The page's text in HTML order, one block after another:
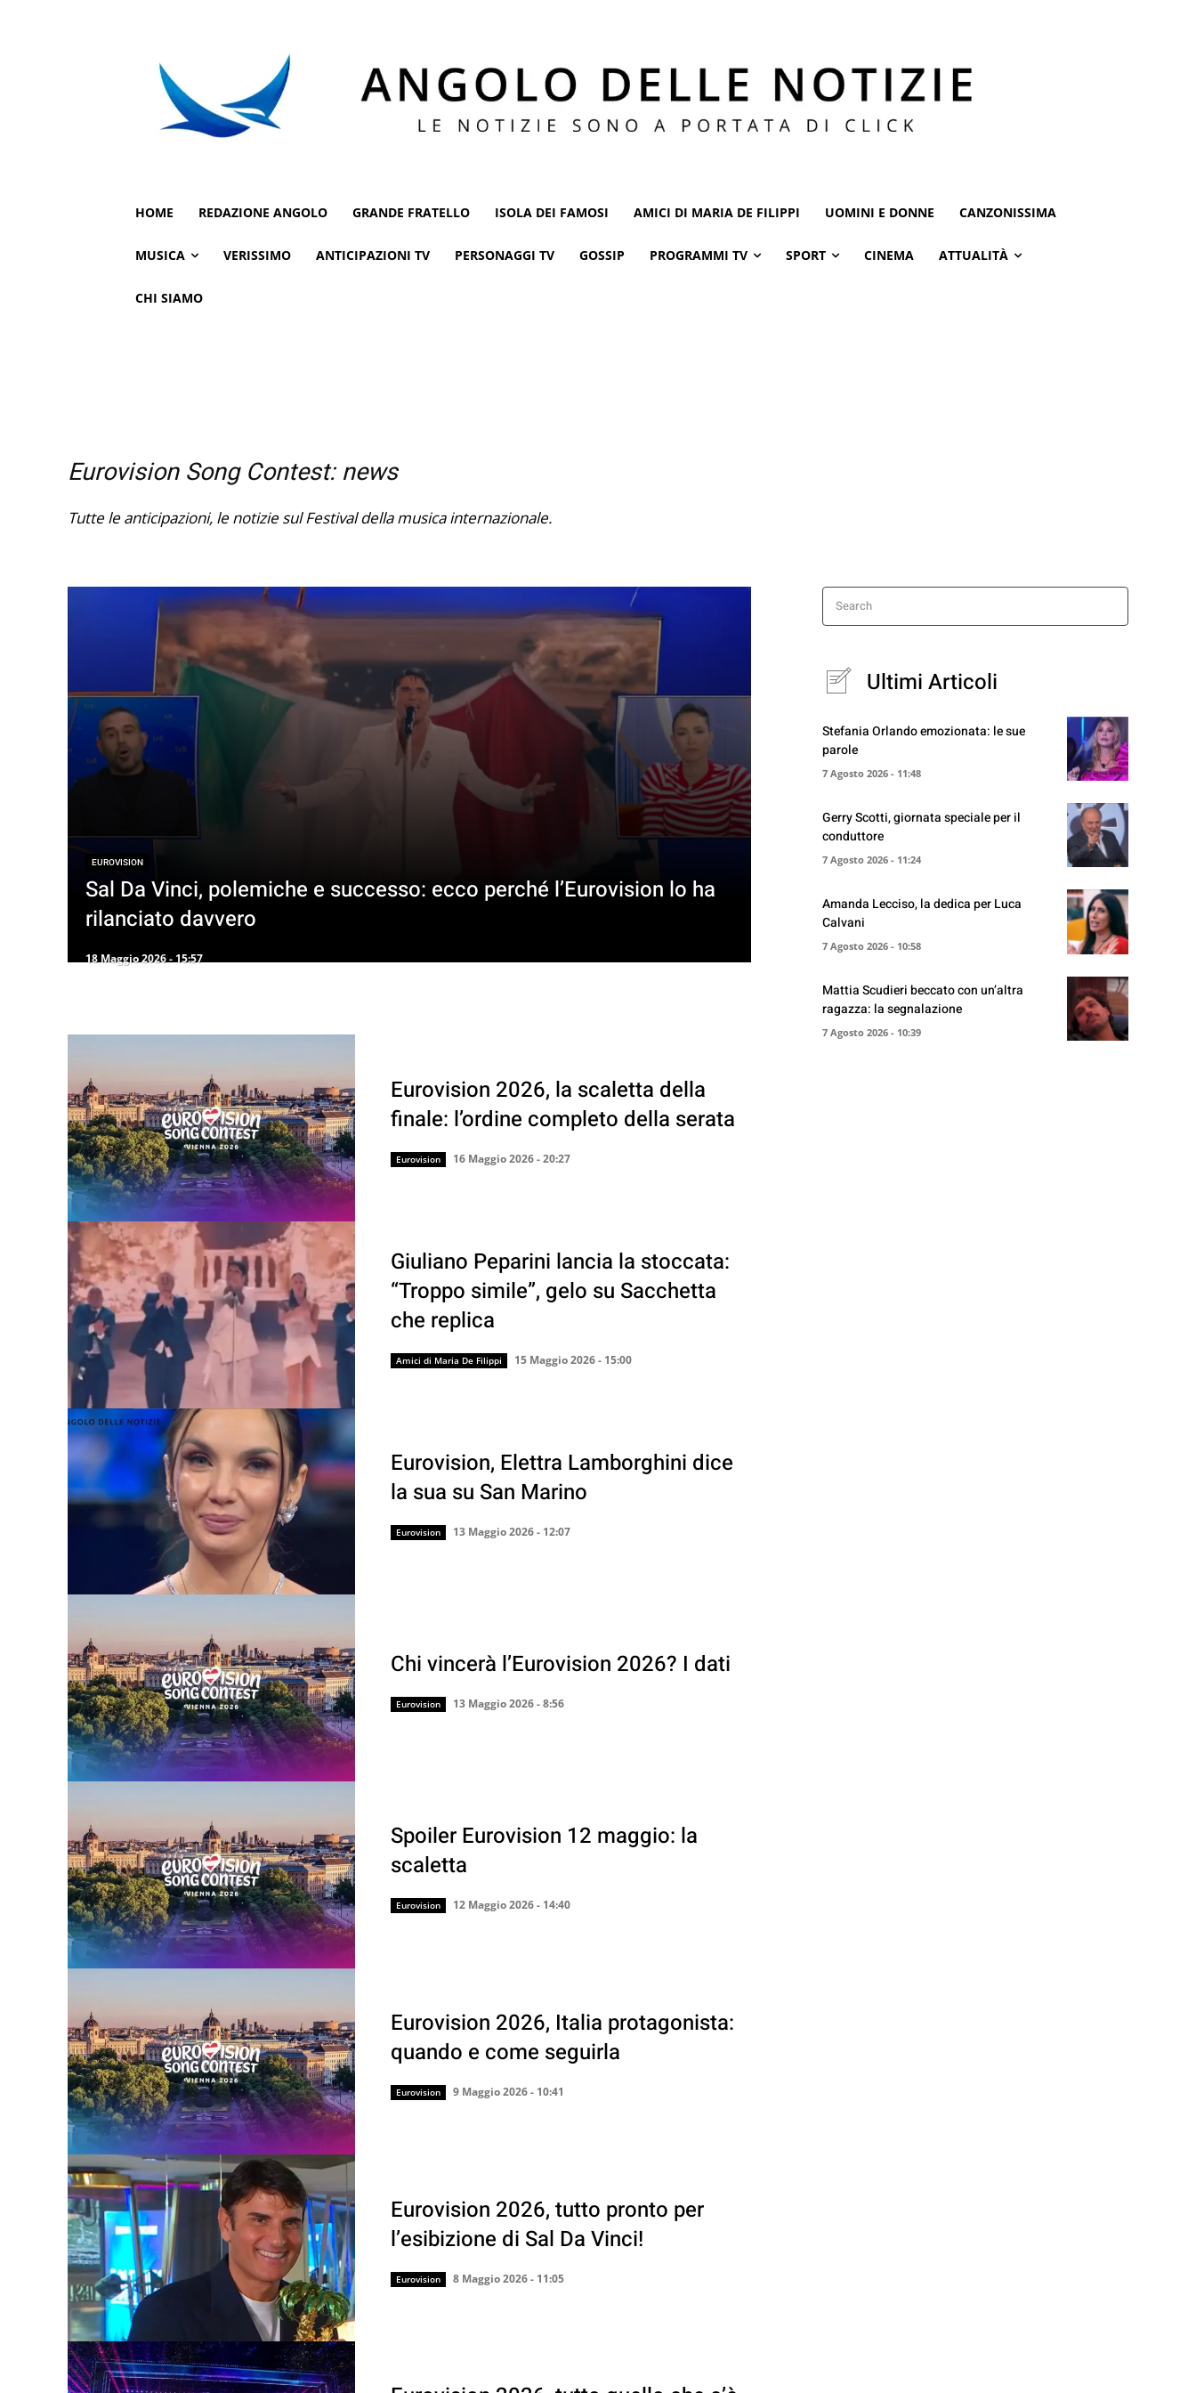
HOME REDAZIONE ANGOLO GRANDE FRATELLO ISOLA DEI FAMOSI AMICI DI MARIA DE FILIPPI UOMINI E DONNE CANZONISSIMA
MUSICA VERISSIMO ANTICIPAZIONI TV PERSONAGGI TV GOSSIP PROGRAMMI TV SPORT CINEMA ATTUALITÀ
CHI SIAMO
Eurovision Song Contest: news
Tutte le anticipazioni, le notizie sul Festival della musica internazionale.
EUROVISION
Sal Da Vinci, polemiche e successo: ecco perché l’Eurovision lo ha
rilanciato davvero
18 Maggio 2026 - 15:57
Eurovision 2026, la scaletta della
finale: l’ordine completo della serata
Eurovision 16 Maggio 2026 - 20:27
Giuliano Peparini lancia la stoccata:
“Troppo simile”, gelo su Sacchetta
che replica
Amici di Maria De Filippi 15 Maggio 2026 - 15:00
Eurovision, Elettra Lamborghini dice
la sua su San Marino
Eurovision 13 Maggio 2026 - 12:07
Chi vincerà l’Eurovision 2026? I dati
Eurovision 13 Maggio 2026 - 8:56
Spoiler Eurovision 12 maggio: la
scaletta
Eurovision 12 Maggio 2026 - 14:40
Eurovision 2026, Italia protagonista:
quando e come seguirla
Eurovision 9 Maggio 2026 - 10:41
Eurovision 2026, tutto pronto per
l’esibizione di Sal Da Vinci!
Eurovision 8 Maggio 2026 - 11:05
Search
Ultimi Articoli
Stefania Orlando emozionata: le sue
parole
7 Agosto 2026 - 11:48
Gerry Scotti, giornata speciale per il
conduttore
7 Agosto 2026 - 11:24
Amanda Lecciso, la dedica per Luca
Calvani
7 Agosto 2026 - 10:58
Mattia Scudieri beccato con un’altra
ragazza: la segnalazione
7 Agosto 2026 - 10:39